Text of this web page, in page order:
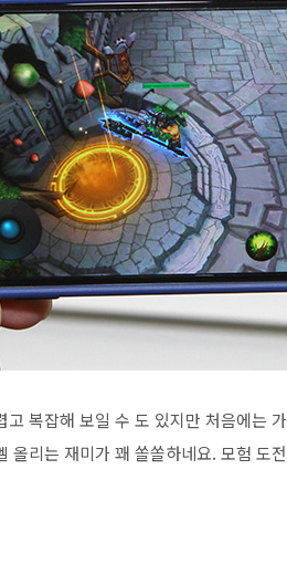
복잡해 보일 수 도 있지만 처음에는
올리는 재미가 꽤 쏠쏠하네요. 모험 도